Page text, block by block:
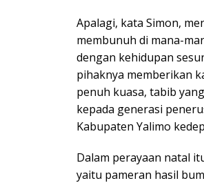
Apalagi, kata Simon,
membunuh di mana-
dengan kehidupan
pihaknya memberikan
penuh kuasa, tabib
kepada generasi
Kabupaten Yalimo
Dalam perayaan natal
yaitu pameran hasil